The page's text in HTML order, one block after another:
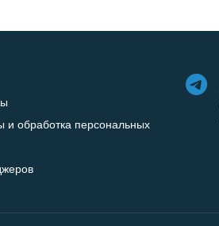
и обработка персональных